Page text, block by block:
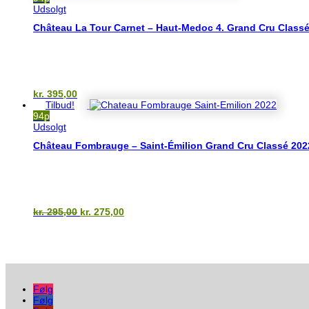
Udsolgt
Château La Tour Carnet – Haut-Medoc 4. Grand Cru
kr. 395,00
Tilbud!
94p
Udsolgt
Château Fombrauge – Saint-Émilion Grand Cru Classé
kr.295,00 Den
kr. 275,00Den
Følg
Følg